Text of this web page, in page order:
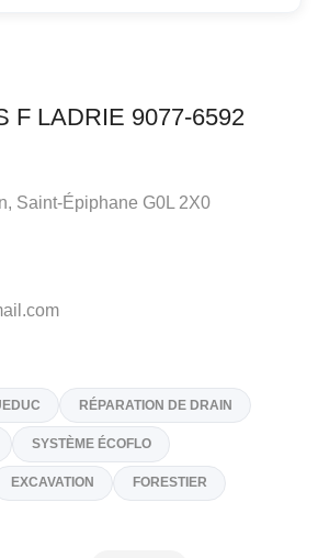
F LADRIE 9077-6592
Saint-Épiphane